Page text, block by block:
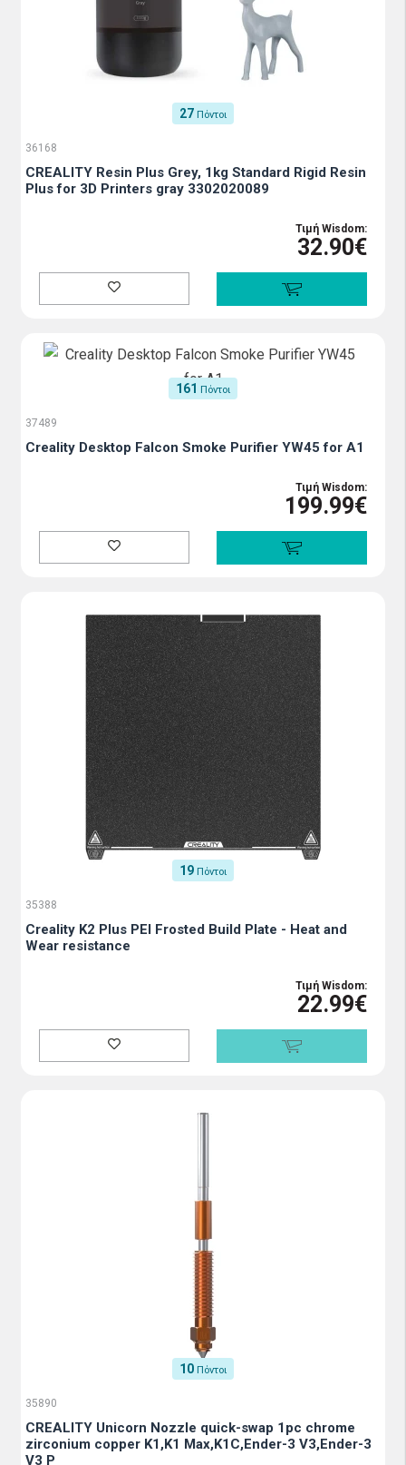
27 Πόντοι
36168
CREALITY Resin Plus Grey, 1kg Standard Rigid Resin
Plus for 3D Printers gray 3302020089
Τιμή Wisdom:
32.90€
161 Πόντοι
37489
Creality Desktop Falcon Smoke Purifier YW45 for A1
Τιμή Wisdom:
199.99€
19 Πόντοι
35388
Creality K2 Plus PEI Frosted Build Plate - Heat and
Wear resistance
Τιμή Wisdom:
22.99€
10 Πόντοι
35890
CREALITY Unicorn Nozzle quick-swap 1pc chrome
zirconium copper K1,K1 Max,K1C,Ender-3 V3,Ender-3
V3 P